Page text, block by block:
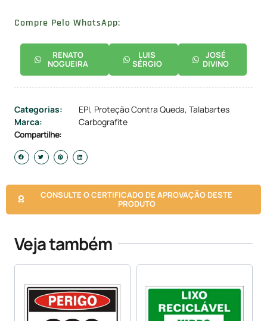
Compre Pelo WhatsApp:
RENATO
NOGUEIRA
LUIS
SÉRGIO
JOSÉ
DIVINO
Categorias: EPI, Proteção Contra Queda, Talabartes
Marca:
Carbografite
Compartilhe:
CONSULTE O CERTIFICADO DE APROVAÇÃO DESTE
PRODUTO
Veja também